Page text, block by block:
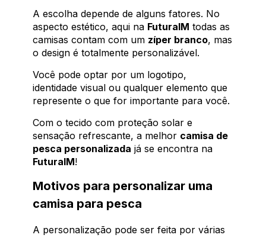
A escolha depende de alguns fatores. No
aspecto estético, aqui na FuturaIM todas as
camisas contam com um zíper branco, mas
o design é totalmente personalizável.
Você pode optar por um logotipo,
identidade visual ou qualquer elemento que
represente o que for importante para você.
Com o tecido com proteção solar e
sensação refrescante, a melhor camisa de
pesca personalizada já se encontra na
FuturaIM!
Motivos para personalizar uma
camisa para pesca
A personalização pode ser feita por várias